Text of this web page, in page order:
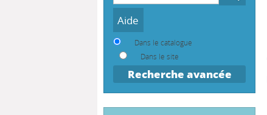
Dans le catalogue
Dans le site
Recherche avancée